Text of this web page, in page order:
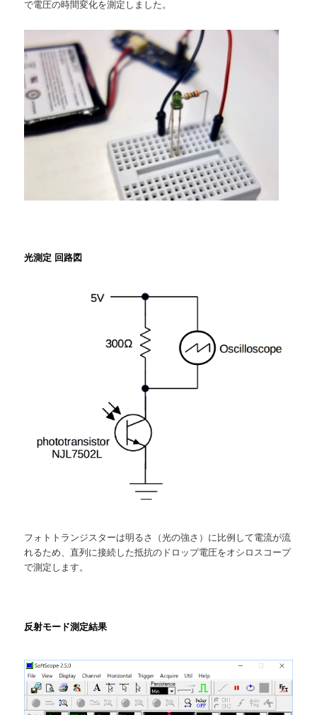
で電圧の時間変化を測定しました。
光測定 回路図
フォトトランジスターは明るさ（光の強さ）に比例して電流が流
れるため、直列に接続した抵抗のドロップ電圧をオシロスコープ
で測定します。
反射モード測定結果